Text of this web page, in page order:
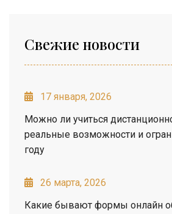
Свежие новости
17 января, 2026
Можно ли учиться
реальные возможности и
году
26 марта, 2026
Какие бывают формы онлайн